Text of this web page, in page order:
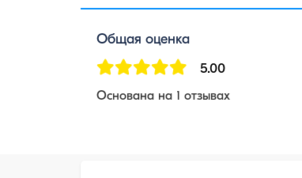
Общая оценка
5.00
Основана на 1 отзывах